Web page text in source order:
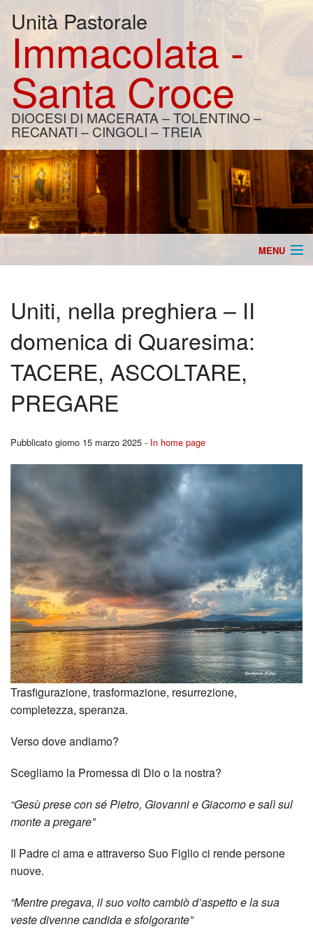
Unità Pastorale
Immacolata -
Santa Croce
DIOCESI DI MACERATA – TOLENTINO –
RECANATI – CINGOLI – TREIA
MENU
Catechesi
Liturgia
Carità
Canale YouTutube
Rubriche
I
dei
Storia
Contatti
Uniti, nella preghiera – II
domenica di Quaresima:
TACERE, ASCOLTARE,
PREGARE
Pubblicato giorno 15 marzo 2025 - In home page
Trasfigurazione, trasformazione, resurrezione,
completezza, speranza.
Verso dove andiamo?
Scegliamo la Promessa di Dio o la nostra?
“Gesù prese con sé Pietro, Giovanni e Giacomo e salì sul
monte a pregare”
Il Padre ci ama e attraverso Suo Figlio ci rende persone
nuove.
“Mentre pregava, il suo volto cambiò d’aspetto e la sua
veste divenne candida e sfolgorante”